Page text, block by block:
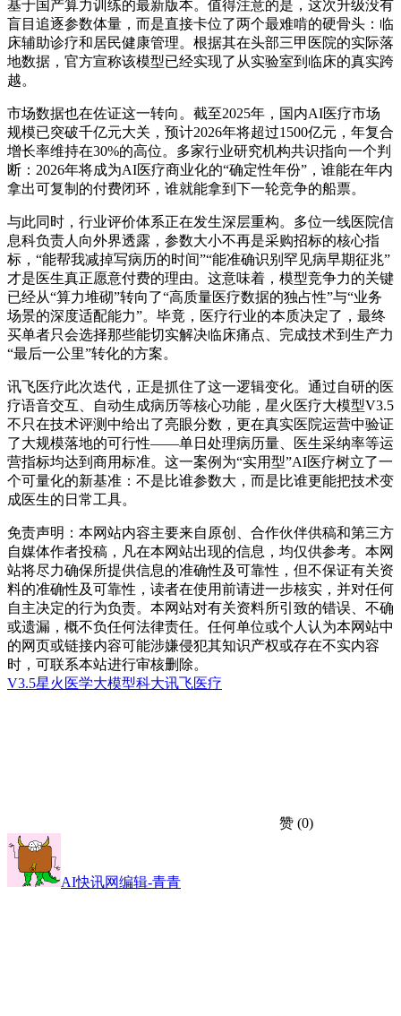
基于国产算力训练的最新版本。值得注意的是，这次升级没有
盲目追逐参数体量，而是直接卡位了两个最难啃的硬骨头：临
床辅助诊疗和居民健康管理。根据其在头部三甲医院的实际落
地数据，官方宣称该模型已经实现了从实验室到临床的真实跨
越。
市场数据也在佐证这一转向。截至2025年，国内AI医疗市场
规模已突破千亿元大关，预计2026年将超过1500亿元，年复合
增长率维持在30%的高位。多家行业研究机构共识指向一个判
断：2026年将成为AI医疗商业化的“确定性年份”，谁能在年内
拿出可复制的付费闭环，谁就能拿到下一轮竞争的船票。
与此同时，行业评价体系正在发生深层重构。多位一线医院信
息科负责人向外界透露，参数大小不再是采购招标的核心指
标，“能帮我减掉写病历的时间”“能准确识别罕见病早期征兆”
才是医生真正愿意付费的理由。这意味着，模型竞争力的关键
已经从“算力堆砌”转向了“高质量医疗数据的独占性”与“业务
场景的深度适配能力”。毕竟，医疗行业的本质决定了，最终
买单者只会选择那些能切实解决临床痛点、完成技术到生产力
“最后一公里”转化的方案。
讯飞医疗此次迭代，正是抓住了这一逻辑变化。通过自研的医
疗语音交互、自动生成病历等核心功能，星火医疗大模型V3.5
不只在技术评测中给出了亮眼分数，更在真实医院运营中验证
了大规模落地的可行性——单日处理病历量、医生采纳率等运
营指标均达到商用标准。这一案例为“实用型”AI医疗树立了一
个可量化的新基准：不是比谁参数大，而是比谁更能把技术变
成医生的日常工具。
免责声明：本网站内容主要来自原创、合作伙伴供稿和第三方
自媒体作者投稿，凡在本网站出现的信息，均仅供参考。本网
站将尽力确保所提供信息的准确性及可靠性，但不保证有关资
料的准确性及可靠性，读者在使用前请进一步核实，并对任何
自主决定的行为负责。本网站对有关资料所引致的错误、不确
或遗漏，概不负任何法律责任。任何单位或个人认为本网站中
的网页或链接内容可能涉嫌侵犯其知识产权或存在不实内容
时，可联系本站进行审核删除。
V3.5星火医学大模型科大讯飞医疗
赞 (0)
AI快讯网编辑-青青